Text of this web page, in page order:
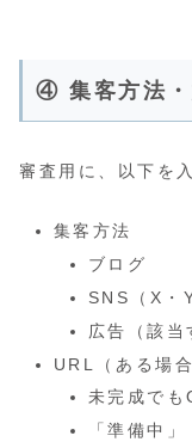
④ 集客方法・
審査用に、以下を
集客方法
ブログ
SNS（X・
広告（該当
URL（ある場合
未完成でも
「準備中